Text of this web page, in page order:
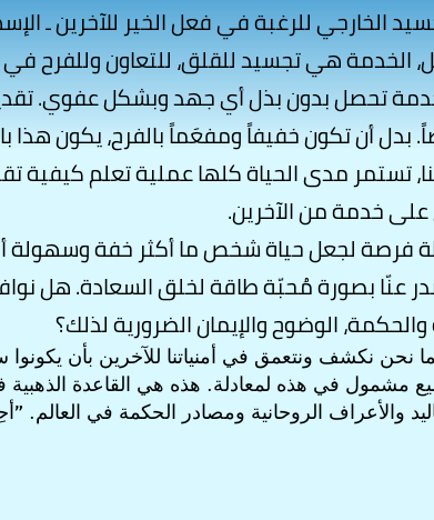
الخارجي للرغبة في فعل الخير للآخرين ـ
الخدمة هي تجسيد للقلق، للتعاون وللفرح
تحصل بدون بذل أي جهد وبشكل عفوي.
بدل أن تكون خفيفاً ومفعَماً بالفرح، يكون هذا
تستمر مدى الحياة كلها عملية تعلم كيفية
خدمة من الآخرين.
فرصة لجعل حياة شخص ما أكثر خفة وسهولة أو
عنّا بصورة مُحبّة طاقة لخلق السعادة. هل
الوضوح والإيمان الضرورية لذلك؟
نحن نكشف ونتعمق في أمنياتنا للآخرين بأن يكونوا
مشمول في هذه لمعادلة. هذه هي القاعدة الذهبية
والأعراف الروحانية ومصادر الحكمة في العالم.